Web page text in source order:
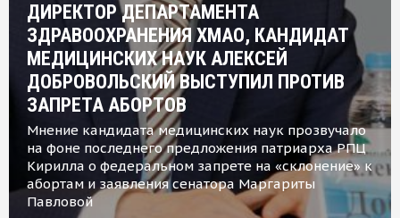
ДИРЕКТОР ДЕПАРТАМЕНТА
ЗДРАВООХРАНЕНИЯ ХМАО, КАНДИДАТ
МЕДИЦИНСКИХ НАУК АЛЕКСЕЙ
ДОБРОВОЛЬСКИЙ ВЫСТУПИЛ ПРОТИВ
ЗАПРЕТА АБОРТОВ
Мнение кандидата медицинских наук прозвучало
на фоне последнего предложения патриарха РПЦ
Кирилла о федеральном запрете на «склонение» к
абортам и заявления сенатора Маргариты
Павловой